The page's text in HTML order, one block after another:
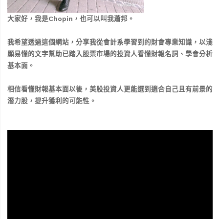
大家好，我是Chopin，也可以叫我蕭邦。
我希望透過這個網站，分享我從會計系學習到的財會專業知識，以淺
顯易懂的文字幫助已踏入股票市場的投資人看懂財報名詞、學會分析
基本面。
相信看懂財報基本面以後，美股投資人更能選到適合自己且有前景的
潛力股，提升獲利的可能性。